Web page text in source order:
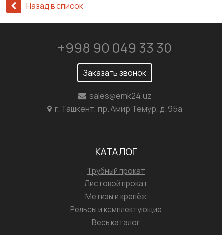
Назад в список
+998 90 049 33 30
Заказать звонок
sales@emk24.uz
г. Ташкент, пр. Амир Темур, д. 95а
КАТАЛОГ
Трубный прокат
Листовой прокат
Метизы и крепёж
Рельсы и комплектующие
Весь каталог